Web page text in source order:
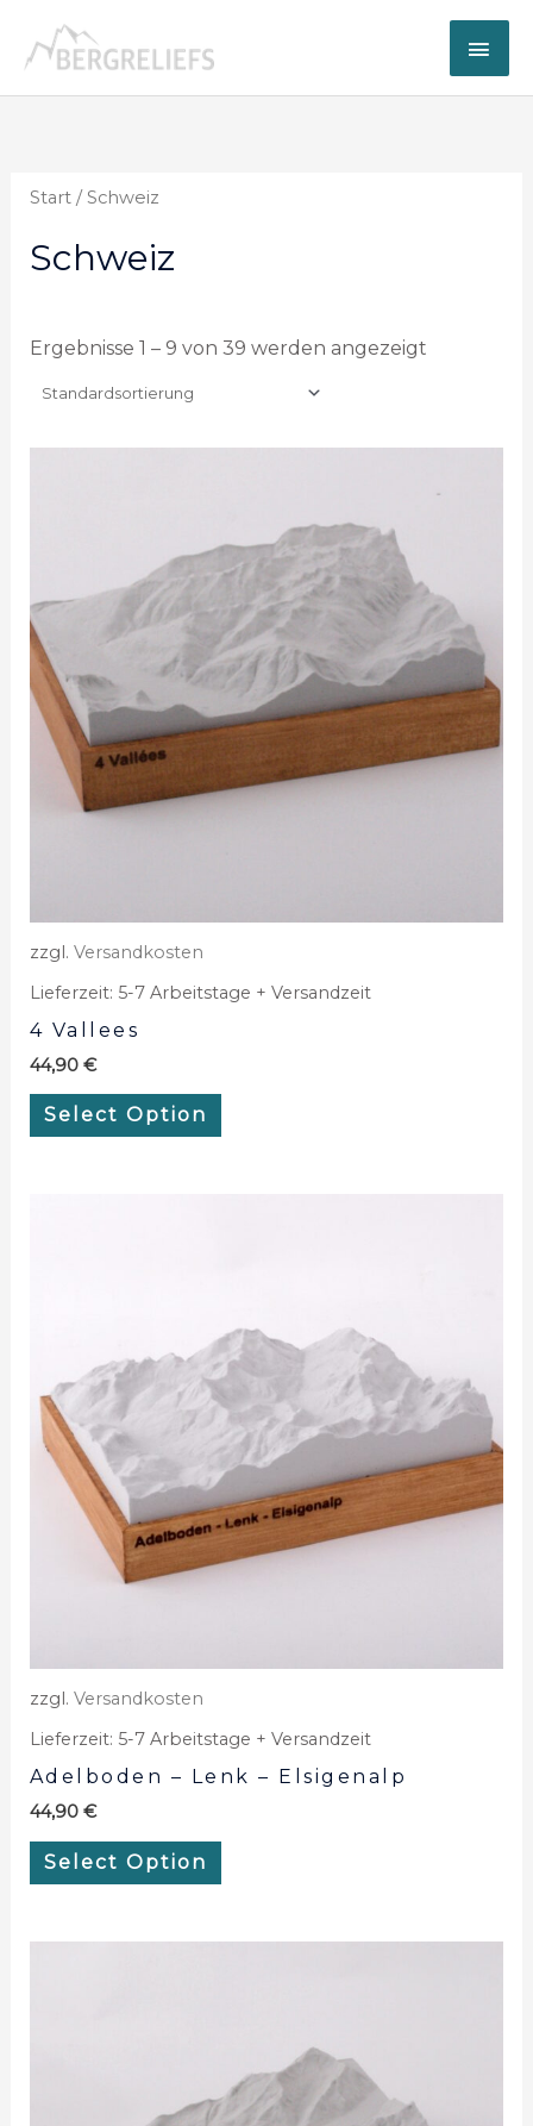
Inhalt
springen
Start/ Schweiz
Schweiz
Ergebnisse 1 – 9 von 39 werden angezeigt
zzgl. Versandkosten
Lieferzeit: 5-7 Arbeitstage + Versandzeit
4 Vallees
44,90 €
Select Option
zzgl. Versandkosten
Lieferzeit: 5-7 Arbeitstage + Versandzeit
Adelboden – Lenk – Elsigenalp
44,90 €
Select Option